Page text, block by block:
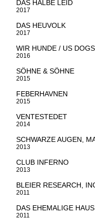
DAS HALBE LEID
2017
DAS HEUVOLK
2017
WIR HUNDE / US DOGS
2016
SÖHNE & SÖHNE
2015
FEBERHAVNEN
2015
VENTESTEDET
2014
SCHWARZE AUGEN,
2013
CLUB INFERNO
2013
BLEIER RESEARCH,
2011
DAS EHEMALIGE HAUS
2011